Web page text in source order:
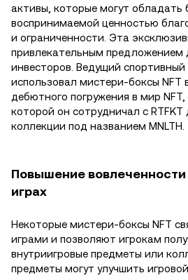
активы, которые могут обладать
воспринимаемой ценностью
и ограниченности. Эта
привлекательным предложением
инвесторов. Ведущий спортивный
использовал мистери-боксы NFT
дебютного погружения в мир
которой он сотрудничал с RTFKT
коллекции под названием MNLTH.
Повышение вовлеченности
играх
Некоторые мистери-боксы NFT
играми и позволяют игрокам
внутриигровые предметы или
предметы могут улучшить